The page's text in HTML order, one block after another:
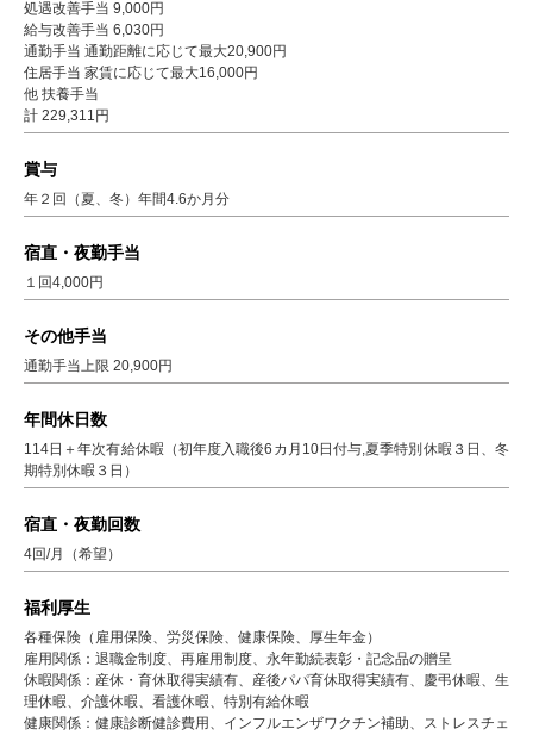
処遇改善手当 9,000円
給与改善手当 6,030円
通勤手当 通勤距離に応じて最大20,900円
住居手当 家賃に応じて最大16,000円
他 扶養手当
計 229,311円
賞与
年２回（夏、冬）年間4.6か月分
宿直・夜勤手当
１回4,000円
その他手当
通勤手当上限 20,900円
年間休日数
114日＋年次有給休暇（初年度入職後6カ月10日付与,夏季特別休暇３日、冬
期特別休暇３日）
宿直・夜勤回数
4回/月（希望）
福利厚生
各種保険（雇用保険、労災保険、健康保険、厚生年金）
雇用関係：退職金制度、再雇用制度、永年勤続表彰・記念品の贈呈
休暇関係：産休・育休取得実績有、産後パパ育休取得実績有、慶弔休暇、生
理休暇、介護休暇、看護休暇、特別有給休暇
健康関係：健康診断健診費用、インフルエンザワクチン補助、ストレスチェ